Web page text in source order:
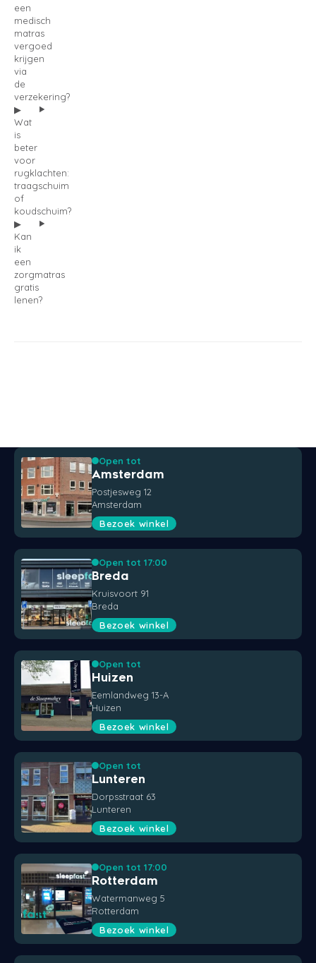
een
medisch
matras
vergoed
krijgen
via
de
verzekering?
Wat
is
beter
voor
rugklachten:
traagschuim
of
koudschuim?
Kan
ik
een
zorgmatras
gratis
lenen?
Open tot
Amsterdam
Postjesweg 12
Amsterdam
Bezoek winkel
Open tot 17:00
Breda
Kruisvoort 91
Breda
Bezoek winkel
Open tot
Huizen
Eemlandweg 13-A
Huizen
Bezoek winkel
Open tot
Lunteren
Dorpsstraat 63
Lunteren
Bezoek winkel
Open tot 17:00
Rotterdam
Watermanweg 5
Rotterdam
Bezoek winkel